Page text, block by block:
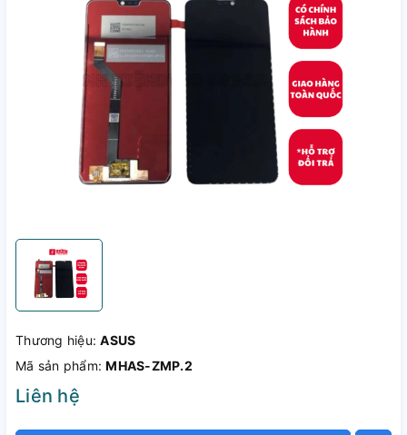
Thương hiệu:ASUS
Mã sản phẩm:MHAS-ZMP.2
Liên hệ